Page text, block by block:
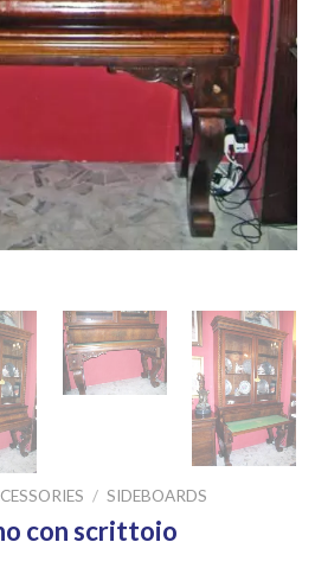
/ SIDEBOARDS
con scrittoio